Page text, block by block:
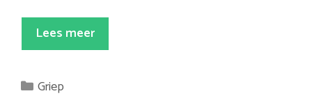
Lees meer
Categorieën
Griep